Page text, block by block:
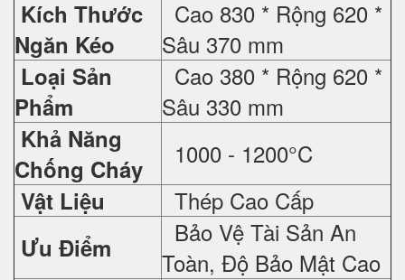
Kích Thước
Ngăn Kéo
Cao 830 * Rộng 620 *
Sâu 370 mm
Loại Sản
Phẩm
Cao 380 * Rộng 620 *
Sâu 330 mm
Khả Năng
Chống Cháy
1000 - 1200°C
Vật Liệu Thép Cao Cấp
Ưu Điểm
Bảo Vệ Tài Sản An
Toàn, Độ Bảo Mật Cao